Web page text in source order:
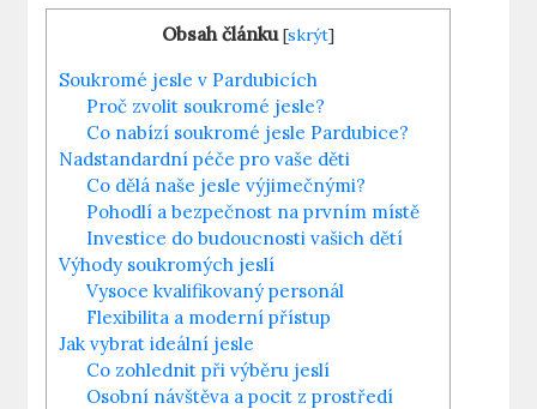
Obsah článku [skrýt]
Soukromé jesle v Pardubicích
Proč zvolit soukromé jesle?
Co nabízí soukromé jesle Pardubice?
Nadstandardní péče pro vaše děti
Co dělá naše jesle výjimečnými?
Pohodlí a bezpečnost na prvním místě
Investice do budoucnosti vašich dětí
Výhody soukromých jeslí
Vysoce kvalifikovaný personál
Flexibilita a moderní přístup
Jak vybrat ideální jesle
Co zohlednit při výběru jeslí
Osobní návštěva a pocit z prostředí